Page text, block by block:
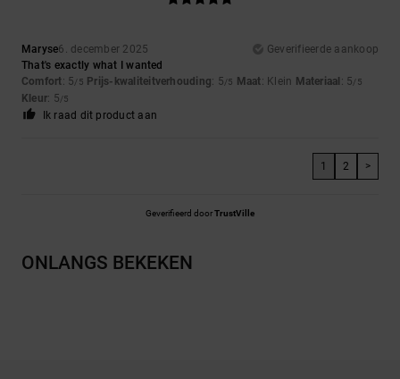
Maryse6. december 2025
Geverifieerde aankoop
That's exactly what I wanted
Comfort: 5/5 Prijs-kwaliteitverhouding: 5/5 Maat: Klein Materiaal : 5/5
Kleur: 5/5
Ik raad dit product aan
1 2 >
Geverifieerd doorTrustVille
ONLANGS BEKEKEN